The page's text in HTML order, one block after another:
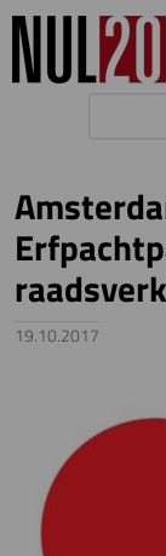
Overslaan en naar de
19.10.2017